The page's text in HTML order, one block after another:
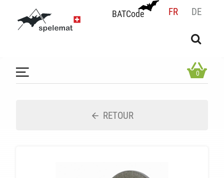
BATCode FR DE
BATCode
OK
0
RETOUR